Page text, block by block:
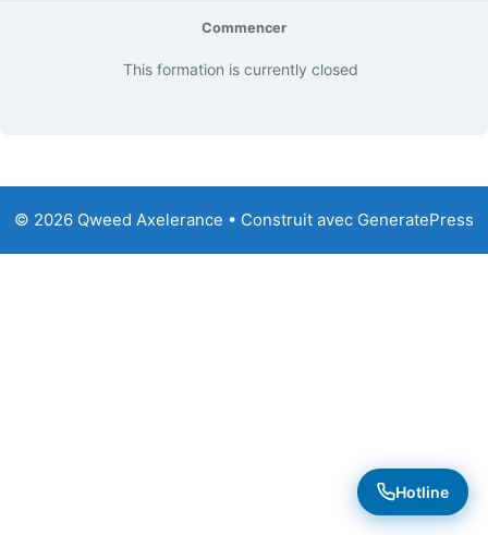
Commencer
This formation is currently closed
© 2026 Qweed Axelerance • Construit avec GeneratePress
Hotline